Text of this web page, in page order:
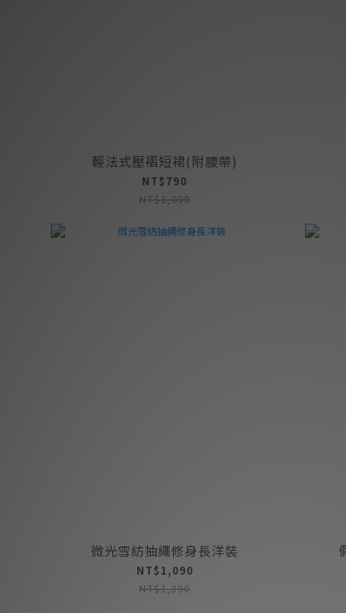
輕法式壓褶短裙(附腰帶)
NT$790
NT$1,090
微光雪紡抽繩修身長洋裝
NT$1,090
NT$1,390